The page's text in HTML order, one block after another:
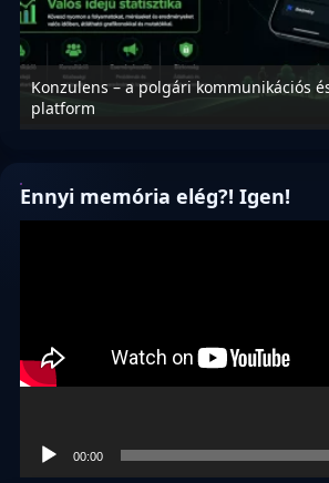
Konzulens – a polgári kommunikációs
platform
Ennyi memória elég?! Igen!
00:00